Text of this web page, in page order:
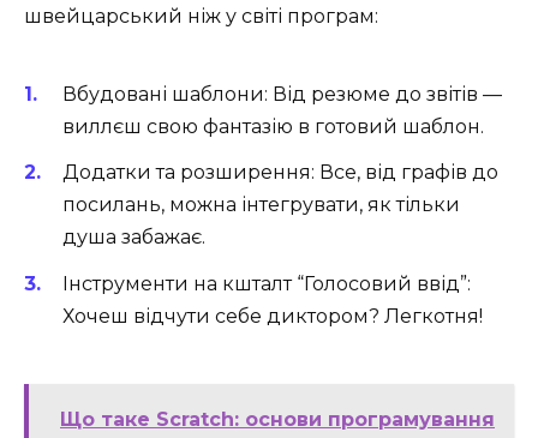
швейцарський ніж у світі програм:
Вбудовані шаблони: Від резюме до звітів —
виллєш свою фантазію в готовий шаблон.
Додатки та розширення: Все, від графів до
посилань, можна інтегрувати, як тільки
душа забажає.
Інструменти на кшталт “Голосовий ввід”:
Хочеш відчути себе диктором? Легкотня!
Що таке Scratch: основи програмування